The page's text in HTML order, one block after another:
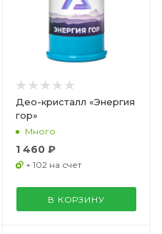
Део-кристалл «Энергия
гор»
Много
1 460 ₽
+ 102 на счет
В КОРЗИНУ